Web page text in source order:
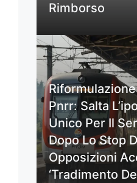
Rimborso
Pnrr: Salta
Unico Per Il
Dopo Lo Stop
Opposizioni
‘Tradimento